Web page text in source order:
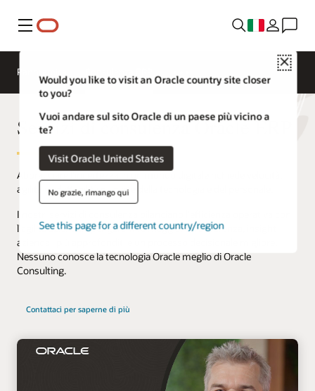
Menu
Close
Would you like to visit an Oracle country site closer
to you?
Vuoi andare sul sito Oracle di un paese più vicino a
te?
Visit Oracle United States
No grazie, rimango qui
See this page for a different country/region
Panoramica
Servizi di consulenza Oracle ERP
Abbracciare l'incertezza in un mondo digitale richiede velocità,
agilità e adattabilità da parte della tecnologia e del personale.
I nostri servizi di consulenza bilanciano l'efficienza operativa con
l'agilità aziendale per garantire maggiore trasparenza, insight
aziendali più approfonditi e un processo decisionale migliore.
Nessuno conosce la tecnologia Oracle meglio di Oracle
Consulting.
Contattaci per saperne di più